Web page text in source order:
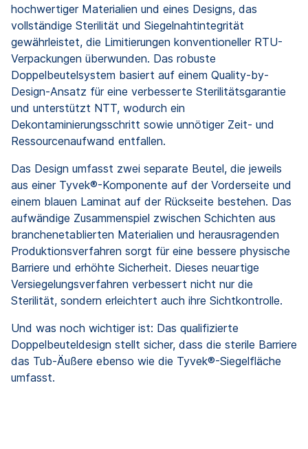
hochwertiger Materialien und eines Designs, das
vollständige Sterilität und Siegelnahtintegrität
gewährleistet, die Limitierungen konventioneller RTU-
Verpackungen überwunden. Das robuste
Doppelbeutelsystem basiert auf einem Quality-by-
Design-Ansatz für eine verbesserte Sterilitätsgarantie
und unterstützt NTT, wodurch ein
Dekontaminierungsschritt sowie unnötiger Zeit- und
Ressourcenaufwand entfallen.
Das Design umfasst zwei separate Beutel, die jeweils
aus einer Tyvek®-Komponente auf der Vorderseite und
einem blauen Laminat auf der Rückseite bestehen. Das
aufwändige Zusammenspiel zwischen Schichten aus
branchenetablierten Materialien und herausragenden
Produktionsverfahren sorgt für eine bessere physische
Barriere und erhöhte Sicherheit. Dieses neuartige
Versiegelungsverfahren verbessert nicht nur die
Sterilität, sondern erleichtert auch ihre Sichtkontrolle.
Und was noch wichtiger ist: Das qualifizierte
Doppelbeuteldesign stellt sicher, dass die sterile Barriere
das Tub-Äußere ebenso wie die Tyvek®-Siegelfläche
umfasst.